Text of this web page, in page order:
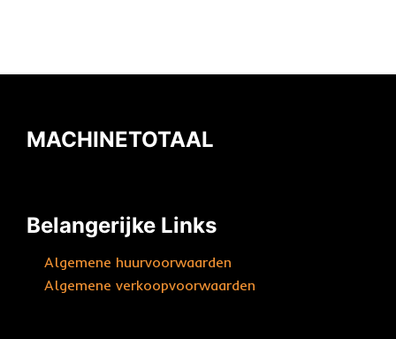
MACHINETOTAAL
Belangerijke Links
Algemene huurvoorwaarden
Algemene verkoopvoorwaarden